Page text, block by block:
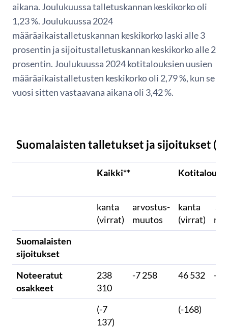
aikana. Joulukuussa talletuskannan keskikorko oli
1,23 %. Joulukuussa 2024
määräaikaistalletuskannan keskikorko laski alle 3
prosentin ja sijoitustalletuskannan keskikorko alle 2
prosentin. Joulukuussa 2024 kotitalouksien uusien
määräaikaistalletusten keskikorko oli 2,79 %, kun se
vuosi sitten vastaavana aikana oli 3,42 %.
Suomalaisten talletukset ja sijoitukset
Kaikki**
kanta
(virrat)
arvostus-
muutos
kanta
(virrat)
Suomalaisten
sijoitukset
Noteeratut
osakkeet
238
310
-7 258 46 532 -3
(-7
137)
(-168)